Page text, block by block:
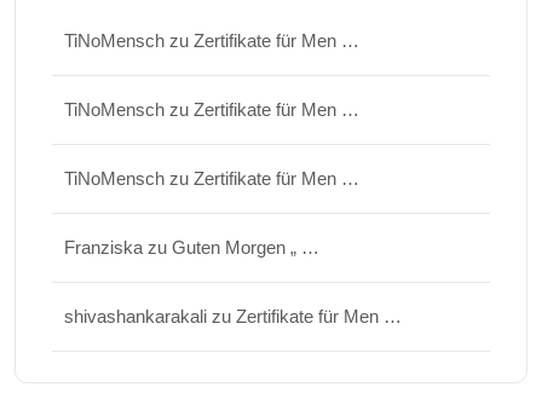
TiNoMensch zu Zertifikate für Men …
TiNoMensch zu Zertifikate für Men …
TiNoMensch zu Zertifikate für Men …
Franziska zu Guten Morgen „ …
shivashankarakali zu Zertifikate für Men …